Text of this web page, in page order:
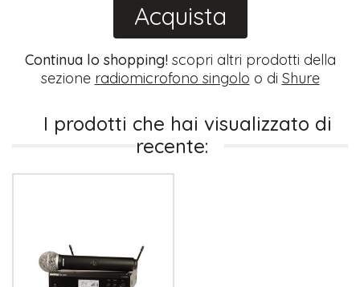
Acquista
Continua lo shopping!scopri altri prodotti della
sezione radiomicrofono singolo o di Shure
I prodotti che hai visualizzato di
recente: